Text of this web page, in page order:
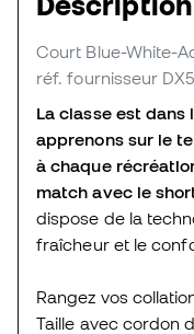
Court Blue-White-
réf. fournisseur
La classe est dans
apprenons sur le
à chaque
match avec le
dispose de la
fraîcheur et le
Rangez vos
Taille avec cordon